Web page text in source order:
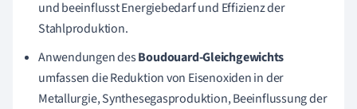
und beeinflusst Energiebedarf und Effizienz der
Stahlproduktion.
Anwendungen desBoudouard-Gleichgewichts
umfassen die Reduktion von Eisenoxiden in der
Metallurgie, Synthesegasproduktion, Beeinflussung der